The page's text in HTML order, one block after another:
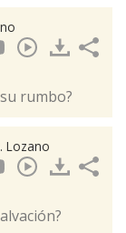
rumbo?
Lozano